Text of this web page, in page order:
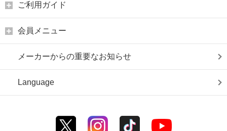
ご利用ガイド
会員メニュー
メーカーからの重要なお知らせ
Language